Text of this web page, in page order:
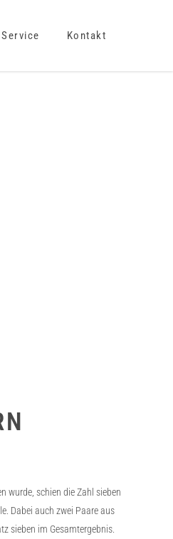
Service Kontakt
wurde, schien die Zahl sieben
Dabei auch zwei Paare aus
sieben im Gesamtergebnis.